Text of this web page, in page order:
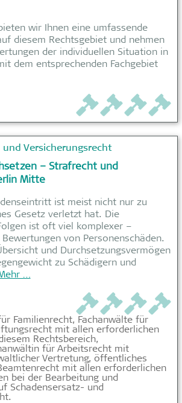
wir Ihnen eine umfassende
diesem Rechtsgebiet und nehmen
der individuellen Situation in
dem entsprechenden Fachgebiet
und Versicherungsrecht
– Strafrecht und
Mitte
ist meist nicht nur zu
Gesetz verletzt hat. Die
ist oft viel komplexer –
von Personenschäden.
und Durchsetzungsvermögen
zu Schädigern und
…
Familienrecht, Fachanwälte für
mit allen erforderlichen
Rechtsbereich,
für Arbeitsrecht mit
Vertretung, öffentliches
mit allen erforderlichen
bei der Bearbeitung und
Schadensersatz- und